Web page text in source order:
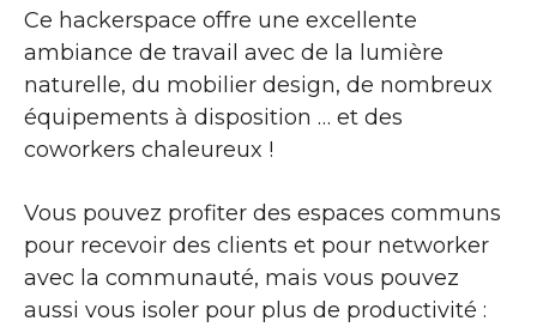
Ce hackerspace offre une excellente
ambiance de travail avec de la lumière
naturelle, du mobilier design, de nombreux
équipements à disposition … et des
coworkers chaleureux !
Vous pouvez profiter des espaces communs
pour recevoir des clients et pour networker
avec la communauté, mais vous pouvez
aussi vous isoler pour plus de productivité :